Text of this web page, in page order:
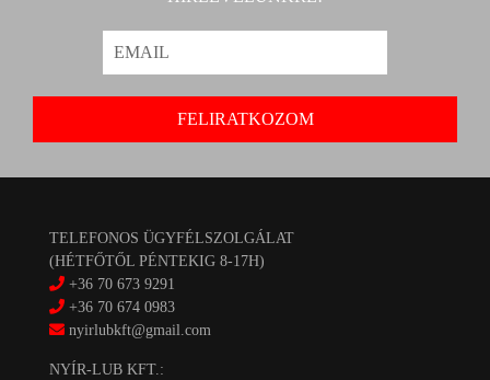
TELEFONOS ÜGYFÉLSZOLGÁLAT
(HÉTFŐTŐL PÉNTEKIG 8-17H)
+36 70 673 9291
+36 70 674 0983
nyirlubkft@gmail.com
NYÍR-LUB KFT.: